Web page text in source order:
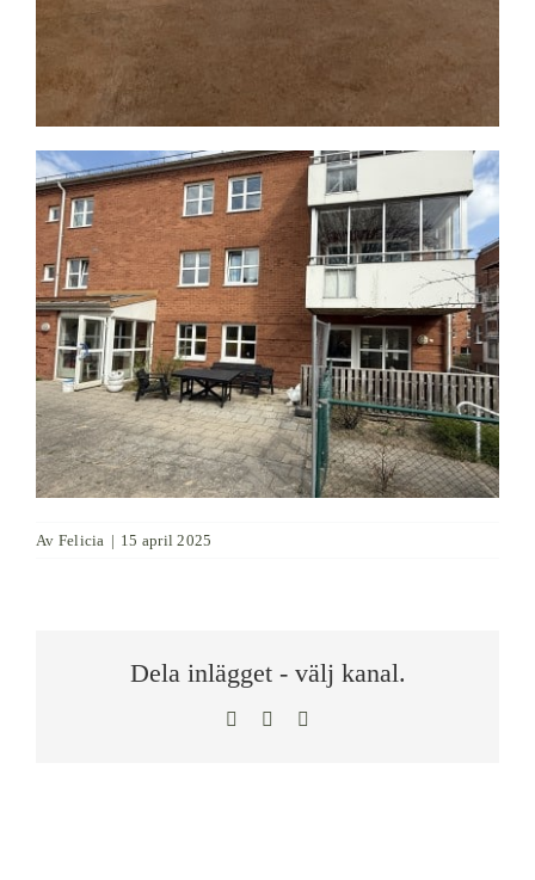
Av Felicia | 15 april 2025
Dela inlägget - välj kanal.
FacebookLinkedIn